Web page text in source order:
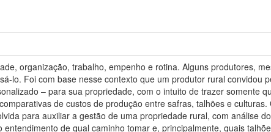
organização, trabalho, empenho e rotina. Alguns produtores,
lo. Foi com base nesse contexto que um produtor rural convidou
– para sua propriedade, com o intuito de trazer somente
de custos de produção entre safras, talhões e culturas.
para auxiliar a gestão de uma propriedade rural, com análise
de qual caminho tomar e, principalmente, quais